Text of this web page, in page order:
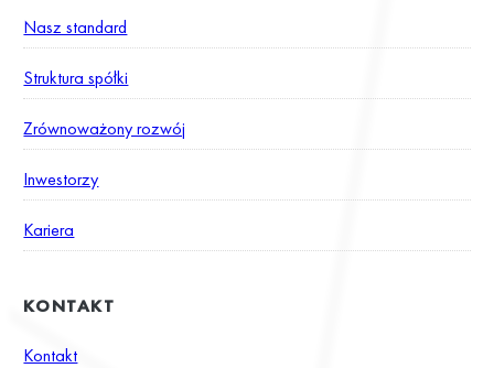
Nasz standard
Struktura spółki
Zrównoważony rozwój
Inwestorzy
Kariera
KONTAKT
Kontakt